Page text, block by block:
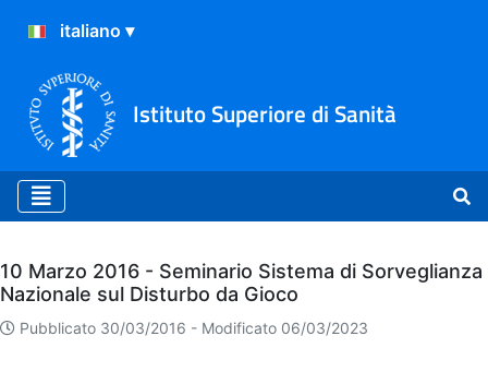
Istituto Superiore di Sanità
Archivio
10 Marzo 2016 - Seminario Sistema di Sorveglianza
Nazionale sul Disturbo da Gioco
Pubblicato 30/03/2016 - Modificato 06/03/2023